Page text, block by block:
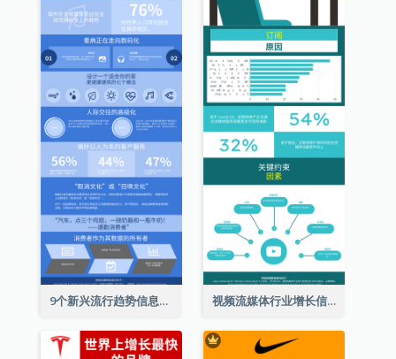
9个新兴流行趋势信息图表 视频流媒体行业增长信息图表